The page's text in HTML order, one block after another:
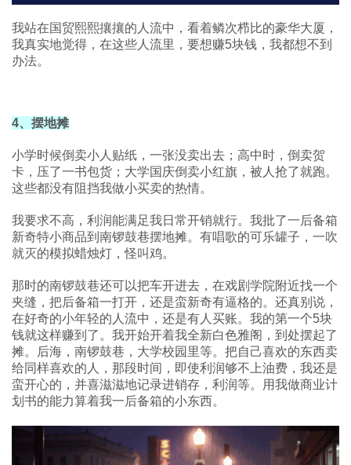
我站在国贸熙熙攘攘的人流中，看着鳞次栉比的豪华大厦，
我真实地觉得，在这些人流里，要想赚5块钱，我都想不到
办法。
4、摆地摊
小学时候倒卖小人贴纸，一张没卖出去；高中时，倒卖贺
卡，压了一书包货；大学国庆倒卖小红旗，被人抢了就跑。
这些都没有阻挡我做小买卖的热情。
我要求不高，利润能满足我日常开销就行。我批了一后备箱
新奇特小商品到南锣鼓巷摆地摊。有唱歌的可乐罐子，一吹
就灭的模拟蜡烛灯，怪叫鸡。
那时的南锣鼓巷还可以把车开进去，在戏剧学院附近找一个
夹缝，把后备箱一打开，还是蛮新奇有逼格的。还真别说，
在好奇的小年轻的人流中，还是有人买账。我的第一个5块
钱就这样赚到了。我开始开着我全新白色雅阁，到处摆起了
摊。后海，南锣鼓巷，大学校园里等。把自己喜欢的东西卖
给同样喜欢的人，那段时间，即使利润够不上油费，我还是
蛮开心的，并喜滋滋地记录进销存，利润等。用我做商业计
划书的能力算着我一后备箱的小东西。